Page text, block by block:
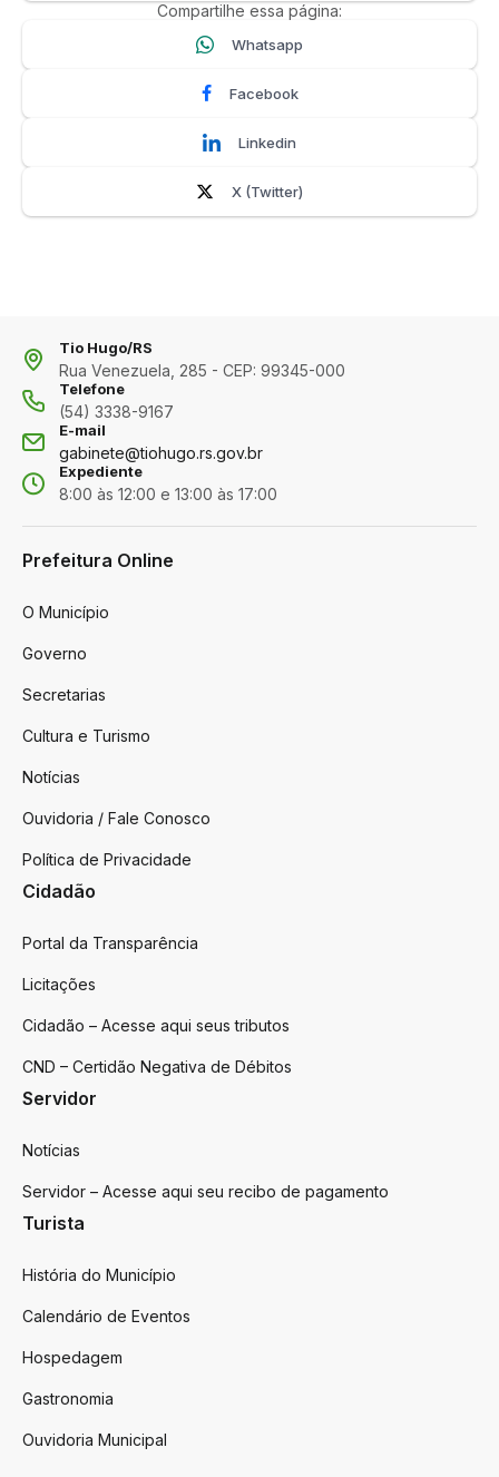
Compartilhe essa página:
Whatsapp
Facebook
Linkedin
X (Twitter)
Tio Hugo/RS
Rua Venezuela, 285 - CEP: 99345-000
Telefone
(54) 3338-9167
E-mail
gabinete@tiohugo.rs.gov.br
Expediente
8:00 às 12:00 e 13:00 às 17:00
Prefeitura Online
O Município
Governo
Secretarias
Cultura e Turismo
Notícias
Ouvidoria / Fale Conosco
Política de Privacidade
Cidadão
Portal da Transparência
Licitações
Cidadão – Acesse aqui seus tributos
CND – Certidão Negativa de Débitos
Servidor
Notícias
Servidor – Acesse aqui seu recibo de pagamento
Turista
História do Município
Calendário de Eventos
Hospedagem
Gastronomia
Ouvidoria Municipal